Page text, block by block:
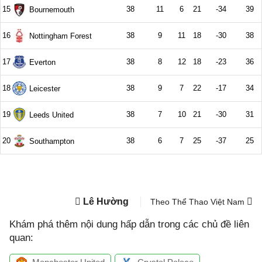
Lê Hường Theo Thể Thao Việt Nam
Khám phá thêm nội dung hấp dẫn trong các chủ đề liên
quan: